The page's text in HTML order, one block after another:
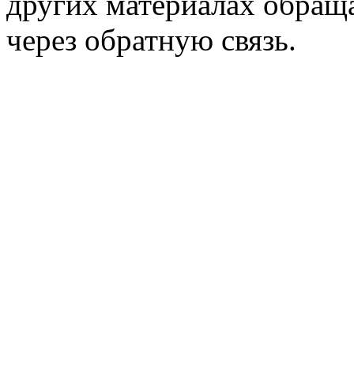
через обратную связь.